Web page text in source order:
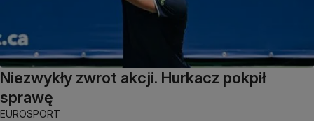
Niezwykły zwrot akcji. Hurkacz pokpił
sprawę
EUROSPORT